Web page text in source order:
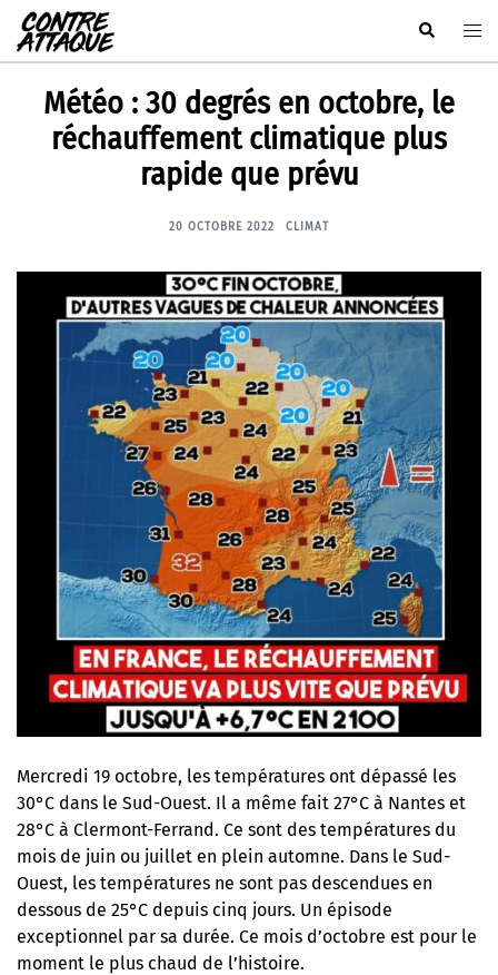
Aller
au
contenu
Rechercher
Météo : 30 degrés en octobre, le
réchauffement climatique plus
rapide que prévu
20 OCTOBRE 2022 CLIMAT
Mercredi 19 octobre, les températures ont dépassé les
30°C dans le Sud-Ouest. Il a même fait 27°C à Nantes et
28°C à Clermont-Ferrand. Ce sont des températures du
mois de juin ou juillet en plein automne. Dans le Sud-
Ouest, les températures ne sont pas descendues en
dessous de 25°C depuis cinq jours. Un épisode
exceptionnel par sa durée. Ce mois d’octobre est pour le
moment le plus chaud de l’histoire.